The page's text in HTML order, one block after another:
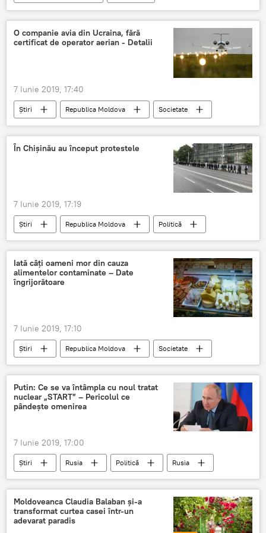
Multimedia emotii
primul
examen
test absolventi
O companie avia din Ucraina, fără
certificat de operator aerian - Detalii
7 Iunie 2019, 17:40
Știri Republica Moldova
Societate
Informații
companie aeriană
detalii
Ucraina
În Chișinău au început protestele
7 Iunie 2019, 17:19
Știri Republica Moldova
Politică
chisinau
proteste
Iată câți oameni mor din cauza
alimentelor contaminate – Date
îngrijorătoare
7 Iunie 2019, 17:10
Știri Republica Moldova Societate
Putin: Ce se va întâmpla cu noul tratat
nuclear „START” – Pericolul ce
pândeşte omenirea
7 Iunie 2019, 17:00
Știri Rusia Politică
Rusia
tratat
pericol
omenire
Putin
Moldoveanca Claudia Balaban și-a
transformat curtea casei într-un
adevarat paradis